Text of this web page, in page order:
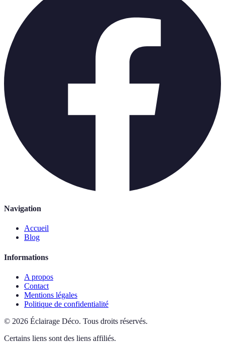
Navigation
Accueil
Blog
Informations
A propos
Contact
Mentions légales
Politique de confidentialité
© 2026 Éclairage Déco. Tous droits réservés.
Certains liens sont des liens affiliés.